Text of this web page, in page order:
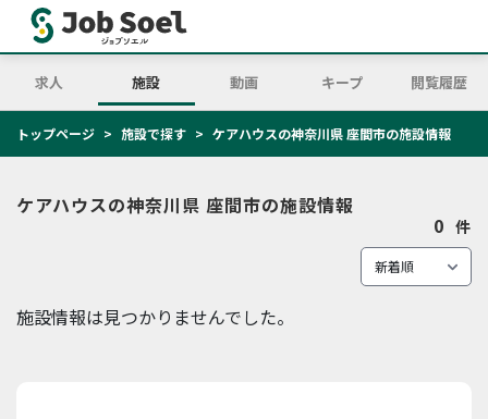
求人 施設 動画 キープ 閲覧履歴
トップページ 施設で探す ケアハウスの神奈川県 座間市の施設情報
ケアハウスの神奈川県 座間市の施設情報
0 件
施設情報は見つかりませんでした。